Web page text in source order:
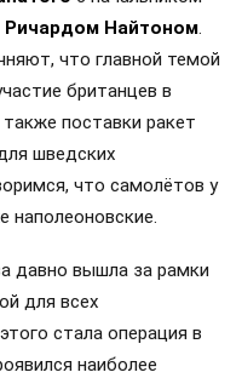
Ричардом Найтоном.
что главной темой
британцев в
поставки ракет
шведских
что самолётов у
наполеоновские.
давно вышла за рамки
для всех
стала операция в
наиболее